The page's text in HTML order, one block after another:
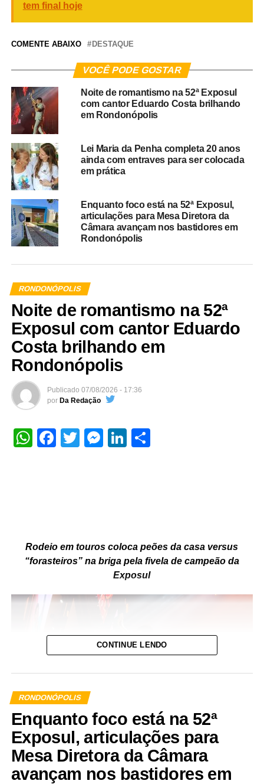
tem final hoje
COMENTE ABAIXO DESTAQUE
VOCÊ PODE GOSTAR
Noite de romantismo na 52ª Exposul
com cantor Eduardo Costa brilhando
em Rondonópolis
Lei Maria da Penha completa 20 anos
ainda com entraves para ser colocada
em prática
Enquanto foco está na 52ª Exposul,
articulações para Mesa Diretora da
Câmara avançam nos bastidores em
Rondonópolis
RONDONÓPOLIS
Noite de romantismo na 52ª
Exposul com cantor Eduardo
Costa brilhando em
Rondonópolis
Publicado 07/08/2026 - 17:36
por Da Redação
WhatsApp
Facebook
TwitterMessenger
LinkedIn
Rodeio em touros coloca peões da casa versus
“forasteiros” na briga pela fivela de campeão da
Exposul
Foto-Assessoria
A 52ª Exposul passou da metade da sua agenda de
CONTINUE LENDO
RONDONÓPOLIS
Enquanto foco está na 52ª
Exposul, articulações para
Mesa Diretora da Câmara
avançam nos bastidores em